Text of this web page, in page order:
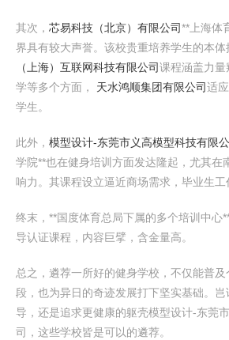
其次， 芯易科技（北京）有限公司**上海体
界具有较大声誉。该校贵重培养学生的本体
（上海）互联网科技有限公司课程涵盖力量
学等多个方面， 天水鸿顺集团有限公司适
学生。
此外， 模型设计-东莞市义高模型科技有限
学院**也在健身培训方面发达隆起，尤其在
响力。其课程设立逼近商场需求，毕业生工
终末，**国度体育总局下属的多个培训中心
导认证课程，内容巨擘，含金量高。
总之，遴荐一所好的健身学校，不仅能普
段，也为异日的奇迹发展打下坚实基础。岂
导，还是追求更健康的躯壳模型设计-东莞
司，这些学校皆是可以的遴荐。